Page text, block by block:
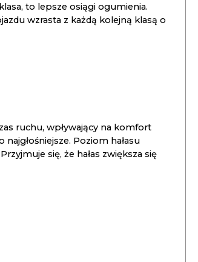
to lepsze osiągi ogumienia.
wzrasta z każdą kolejną klasą o
ruchu, wpływający na komfort
najgłośniejsze. Poziom hałasu
się, że hałas zwiększa się